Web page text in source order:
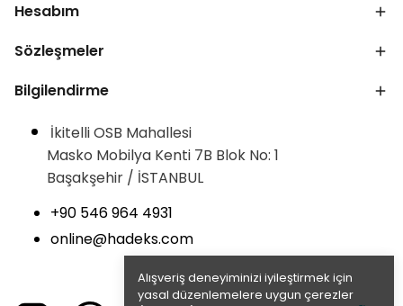
Alışveriş deneyiminizi iyileştirmek için
yasal düzenlemelere uygun çerezler
Hesabım
Sözleşmeler
Bilgilendirme
İkitelli OSB Mahallesi
Masko Mobilya Kenti 7B Blok No: 1
Başakşehir / İSTANBUL
+90 546 964 4931
online@hadeks.com